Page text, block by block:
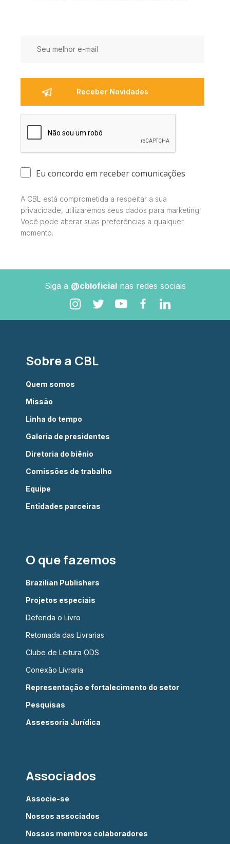
Eu concordo em receber comunicações
A CBL está comprometida a respeitar a sua
privacidade, utilizaremos seus dados para marketing.
Você pode alterar suas preferências a qualquer
momento.
Siga a @cbloficialnas redes sociais
Sobre a CBL
Quem somos
Missão
Linha do tempo
Galeria de presidentes
Diretoria do biênio
Comissões de trabalho
Equipe
Entidades parceiras
O que fazemos
Brazilian Publishers
Projetos especiais
Defenda o Livro
Retomada das Livrarias
Clube de Leitura ODS
Conexão Livraria
Representação e fortalecimento do setor
Pesquisas
Assessoria Jurídica
Associados
Associe-se
Nossos associados
Nossos membros colaboradores